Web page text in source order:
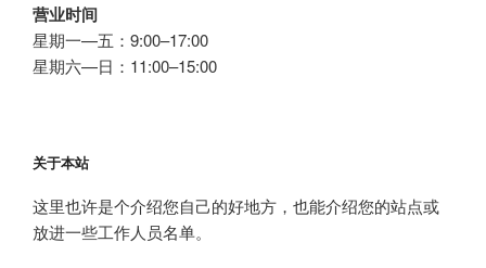
营业时间
星期一—五：9:00–17:00
星期六—日：11:00–15:00
关于本站
这里也许是个介绍您自己的好地方，也能介绍您的站点或
放进一些工作人员名单。